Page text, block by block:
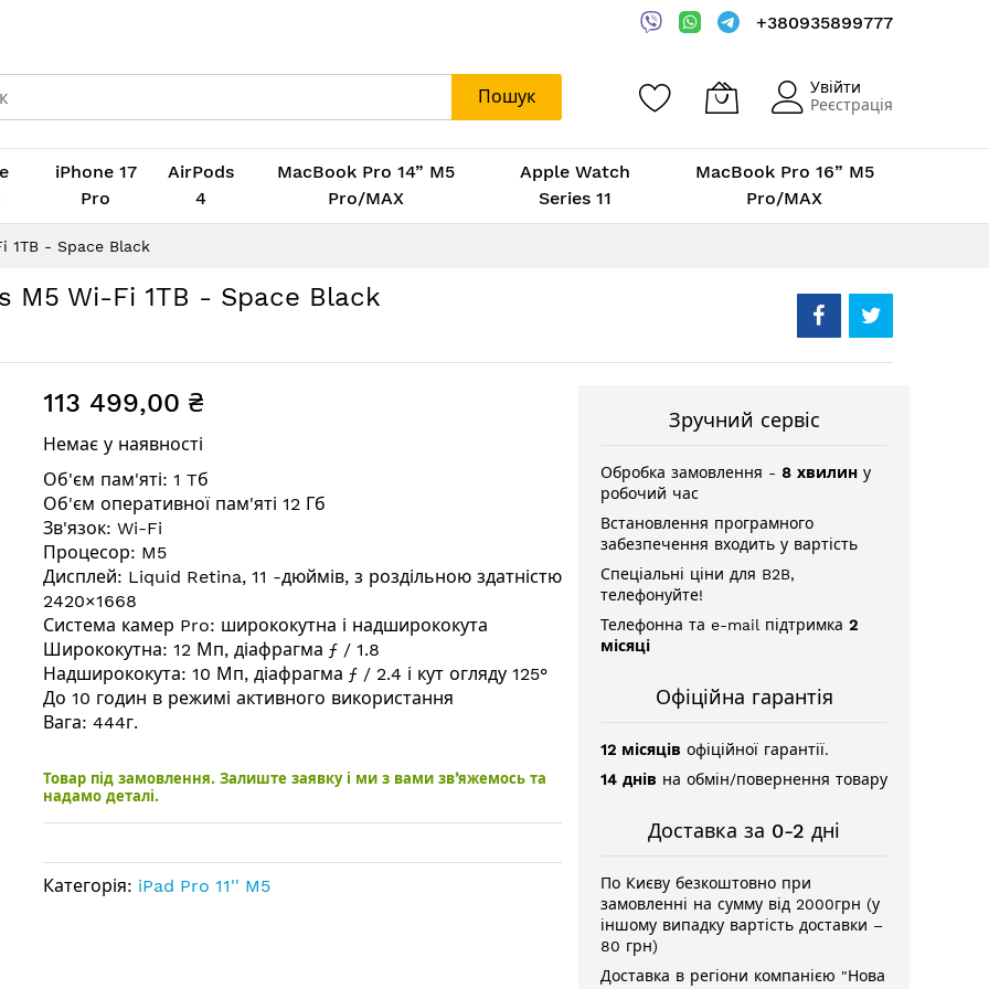
+380935899777
Пошук
Увійти
Реєстрація
iPhone 17
Pro
AirPods
4
MacBook Pro 14” M5
Pro/MAX
Apple Watch
Series 11
MacBook Pro 16” M5
Pro/MAX
1TB - Space Black
M5 Wi-Fi 1TB - Space Black
113 499,00 ₴
Немає у наявності
Об'єм пам'яті: 1 Tб
Об'єм оперативної пам'яті 12 Гб
Зв'язок: Wi-Fi
Процесор: M5
Дисплей: Liquid Retina, 11 -дюймів, з роздільною здатністю
2420×1668
Система камер Pro: ширококутна і надширококута
Ширококутна: 12 Мп, діафрагма ƒ / 1.8
Надширококута: 10 Мп, діафрагма ƒ / 2.4 і кут огляду 125°
До 10 годин в режимі активного використання
Вага: 444г.
Товар під замовлення. Залиште заявку і ми з вами зв’яжемось та
надамо деталі.
Категорія: iPad Pro 11'' M5
Зручний сервіс
Обробка замовлення - 8 хвилин у
робочий час
Встановлення програмного
забезпечення входить у вартість
Спеціальні ціни для B2B,
телефонуйте!
Телефонна та e-mail підтримка 2
місяці
Офіційна гарантія
12 місяців офіційної гарантії.
14 днів на обмін/повернення товару
Доставка за 0-2 дні
По Києву безкоштовно при
замовленні на сумму від 2000грн (у
іншому випадку вартість доставки –
80 грн)
Доставка в регіони компанією "Нова